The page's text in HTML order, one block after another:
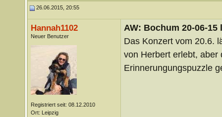
26.06.2015, 20:55
Hannah1102
Neuer Benutzer
Registriert seit: 08.12.2010
Ort: Leipzig
AW: Bochum 20-06-
Das Konzert vom 20.6.
von Herbert erlebt, aber
Erinnerungungspuzzle